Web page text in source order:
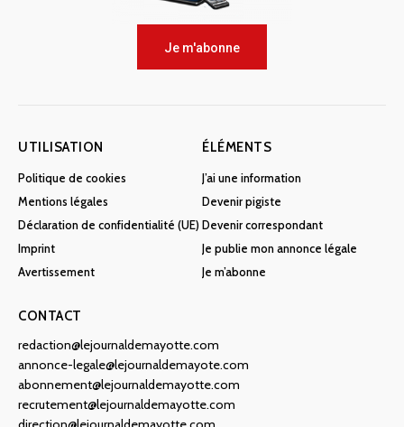
Je m'abonne
UTILISATION
Politique de cookies
Mentions légales
Déclaration de confidentialité (UE)
Imprint
Avertissement
ÉLÉMENTS
J’ai une information
Devenir pigiste
Devenir correspondant
Je publie mon annonce légale
Je m’abonne
CONTACT
redaction@lejournaldemayotte.com
annonce-legale@lejournaldemayote.com
abonnement@lejournaldemayotte.com
recrutement@lejournaldemayotte.com